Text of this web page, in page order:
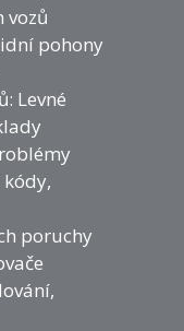
vozů
pohony
Levné
poruchy